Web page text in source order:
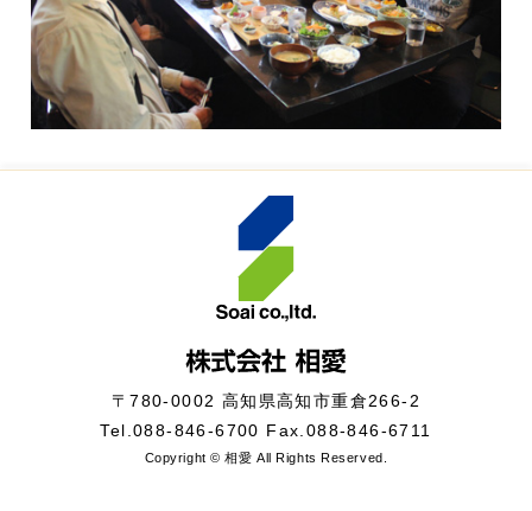
〒780-0002 高知県高知市重倉266-2
Tel.088-846-6700 Fax.088-846-6711
Copyright © 相愛 All Rights Reserved.